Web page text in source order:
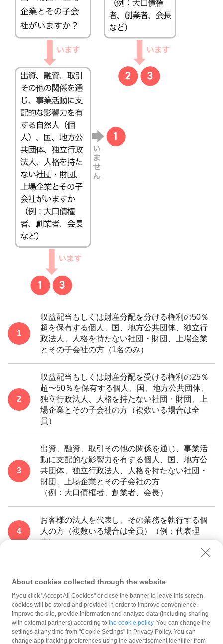
収益配当もしくは財産分配を分ける権利の50％
超を保有する個人、国、地方公共団体、独立行
政法人、人格を持たない社団・財団、上場企業
とその子会社の方（1名のみ）
収益配当もしくは財産分配を受ける権利の25％
超〜50％を保有する個人、国、地方公共団体、
独立行政法人、人格を持たない社団・財団、上
場企業とその子会社の方（複数いる場合は全
員）
出資、融資、取引その他の関係を通じ、事業活
動に支配的な影響力を有する個人、国、地方公
共団体、独立行政法人、人格を持たない社団・
財団、上場企業とその子会社の方
（例：大口債権者、創業者、会長）
お客様の法人を代表し、その業務を執行する個
人の方（複数いる場合は全員）（例：代表理
事）
・ご病気などにより、法人のお客様を実質的に支配する意思または能力を有
してない、または業務執行を行うことができない個人の方は実質的支配者に
該当しません。
・実質的支配者を個人まで遡って確認しますが、実質的支配者が国、地方公
共団体、独立行政法人、人格を持たない社団・財団、上場企業とその子会社
の場合は、その法人の名称、所在地等をご申告ください。（例：お客様が上
場企業の子会社等である場合）
About cookies collected through the website
If you click "Accept All Cookies" or close the banner to leave this screen,
cookies will be stored and provided in order to improve convenience,
improve the site, provide information and analyze data (including sharing
with external partners) according to the cookie policy. You can change the
settings at any time from "Cookie Settings" in Privacy Policy. You can
change app tracking preferences using the advertisement identifier from